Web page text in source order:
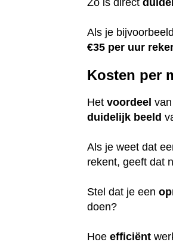
Als je
€35 per uur
Kosten per
Hetvoordeel
duidelijk beeld
Als je weet dat
rekent, geeft dat
Stel dat je een
doen?
Hoeefficiënt